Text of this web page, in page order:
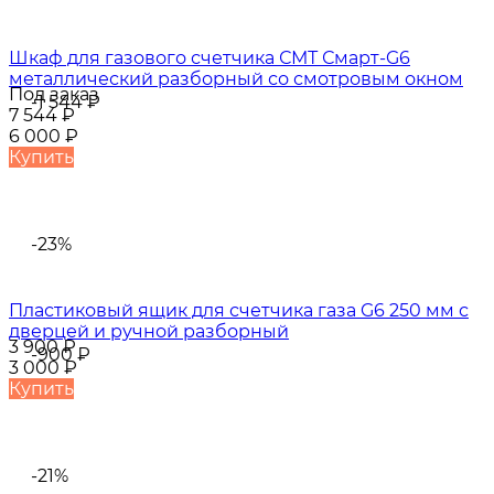
-1 544₽
Шкаф для газового счетчика СМТ Смарт-G6
металлический разборный со смотровым окном
Под заказ
7 544 ₽
6 000 ₽
Купить
-23%
-900₽
Пластиковый ящик для счетчика газа G6 250 мм с
дверцей и ручной разборный
3 900₽
3 000 ₽
Купить
-21%